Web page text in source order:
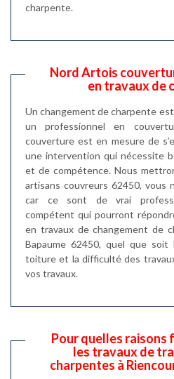
charpente.
Nord Artois
en travaux de
Un changement de charpente
un professionnel en
couverture est en mesure de
une intervention qui nécessite
et de compétence. Nous
artisans couvreurs 62450, vous
car ce sont de vrai
compétent qui pourront
en travaux de changement de
Bapaume 62450, quel que
toiture et la difficulté des
vos travaux.
Pour quelles
les travaux de
charpentes à